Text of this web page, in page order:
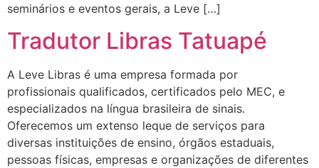
seminários e eventos gerais, a Leve […]
Tradutor Libras Tatuapé
A Leve Libras é uma empresa formada por
profissionais qualificados, certificados pelo MEC, e
especializados na língua brasileira de sinais.
Oferecemos um extenso leque de serviços para
diversas instituições de ensino, órgãos estaduais,
pessoas físicas, empresas e organizações de diferentes